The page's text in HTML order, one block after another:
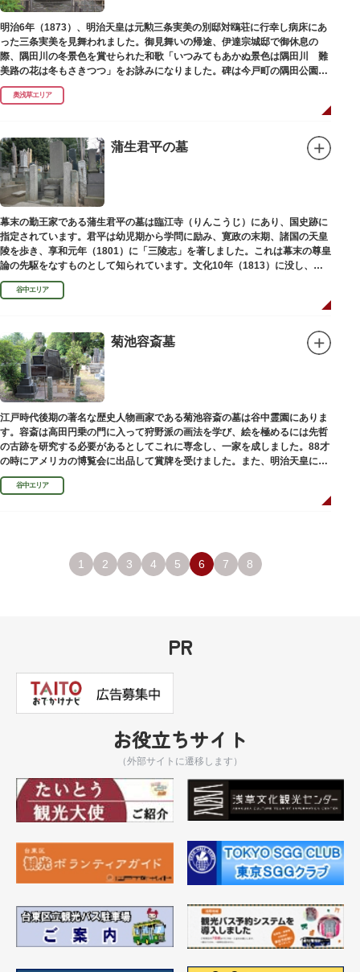
明治6年（1873）、明治天皇は元勲三条実美の別邸対鴎荘に行幸し病床にあ
った三条実美を見舞われました。御見舞いの帰途、伊達宗城邸で御休息の
際、隅田川の冬景色を賞せられた和歌「いつみてもあかぬ景色は隅田川 難
美路の花は冬もさきつつ」をお詠みになりました。碑は今戸町の隅田公園内
にあります。
奥浅草エリア
蒲生君平の墓
幕末の勤王家である蒲生君平の墓は臨江寺（りんこうじ）にあり、国史跡に
指定されています。君平は幼児期から学問に励み、寛政の末期、諸国の天皇
陵を歩き、享和元年（1801）に「三陵志」を著しました。これは幕末の尊皇
論の先駆をなすものとして知られています。文化10年（1813）に没し、高
山彦三郎や林子平と共に「寛政三奇人」の一人にあげられています。
谷中エリア
菊池容斎墓
江戸時代後期の著名な歴史人物画家である菊池容斎の墓は谷中霊園にありま
す。容斎は高田円乗の門に入って狩野派の画法を学び、絵を極めるには先哲
の古跡を研究する必要があるとしてこれに専念し、一家を成しました。88才
の時にアメリカの博覧会に出品して賞牌を受けました。また、明治天皇に
「日本画史」の称を賜りました。
谷中エリア
1 2 3 4 5 6 7 8
PR
お役立ちサイト
（外部サイトに遷移します）